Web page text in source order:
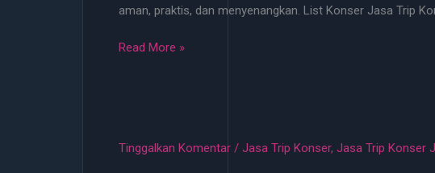
100
aman, praktis, dan menyenangkan. List Konser Jasa Trip
Jasa
di
Read More »
Tinggalkan Komentar / Jasa Trip Konser, Jasa Trip Konser